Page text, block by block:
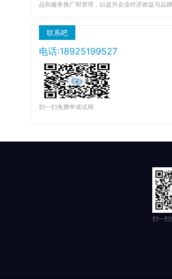
品和服务推广和管理，以提升企业经济效益与品
联系吧
电话:18925199527
扫一扫免费申请试用
扫一扫